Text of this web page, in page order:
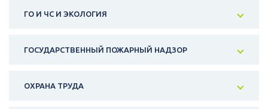
ГО И ЧС И ЭКОЛОГИЯ
ГОСУДАРСТВЕННЫЙ ПОЖАРНЫЙ НАДЗОР
ОХРАНА ТРУДА